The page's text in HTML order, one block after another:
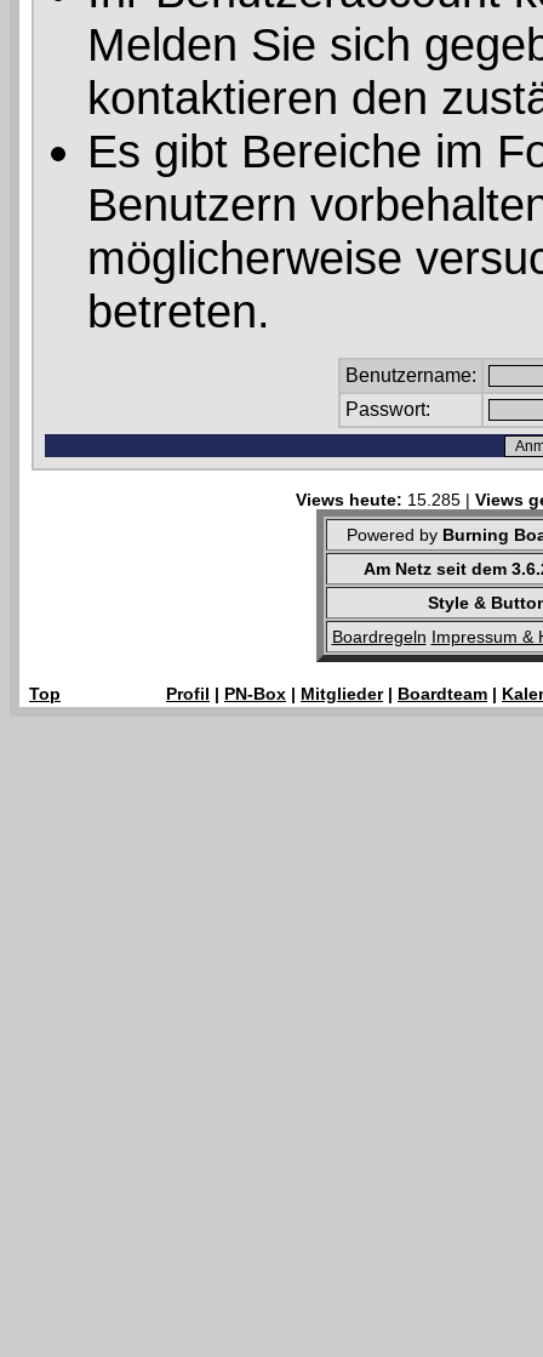
Melden Sie sich
kontaktieren den
Es gibt Bereiche im
Benutzern
möglicherweise
betreten.
Benutzername:
Passwort:
Views heute: 15.285 | Views
Powered by Burning
Am Netz seit dem
Style &
Boardregeln Impressum &
Top Profil | PN-Box | Mitglieder| Boardteam |